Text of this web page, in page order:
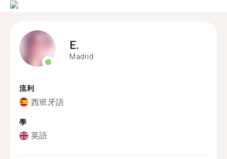
E.
Madrid
流利
西班牙語
學
英語